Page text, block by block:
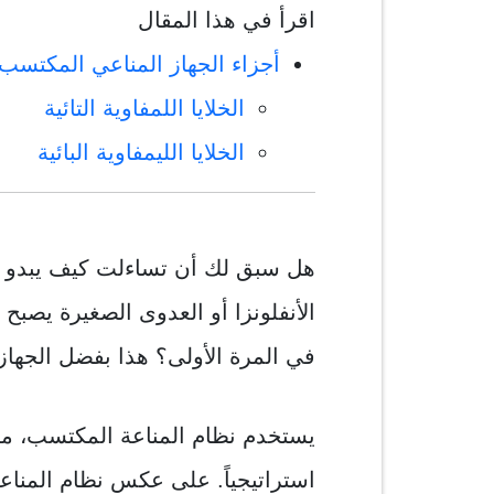
اقرأ في هذا المقال
أجزاء الجهاز المناعي
الخلايا اللمفاوية التائية
الخلايا الليمفاوية البائية
هل سبق لك أن تساءلت كيف
الأنفلونزا أو العدوى الصغيرة
في المرة الأولى؟ هذا بفضل
يستخدم نظام المناعة المكتسب،
استراتيجياً. على عكس نظام